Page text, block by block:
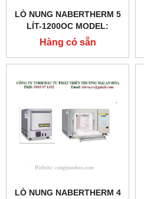
LÒ NUNG NABERTHERM 5
LÍT-1200OC MODEL:
LT5/12
Hàng có sẵn
LÒ NUNG NABERTHERM 4